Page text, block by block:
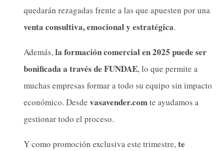
quedarán rezagadas frente a las que apuesten por una
venta consultiva, emocional y estratégica.
Además,la formación comercial en 2025 puede ser
bonificada a través de FUNDAE, lo que permite a
muchas empresas formar a todo su equipo sin impacto
económico. Desde vasavender.comte ayudamos a
gestionar todo el proceso.
Y como promoción exclusiva este trimestre,te